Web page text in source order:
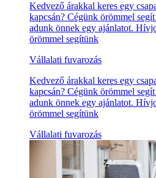
Kedvező árakkal keres egy
kapcsán? Cégünk örömmel
adunk önnek egy ajánlatot.
örömmel segítünk
Vállalati fuvarozás
Kedvező árakkal keres egy
kapcsán? Cégünk örömmel
adunk önnek egy ajánlatot.
örömmel segítünk
Vállalati fuvarozás